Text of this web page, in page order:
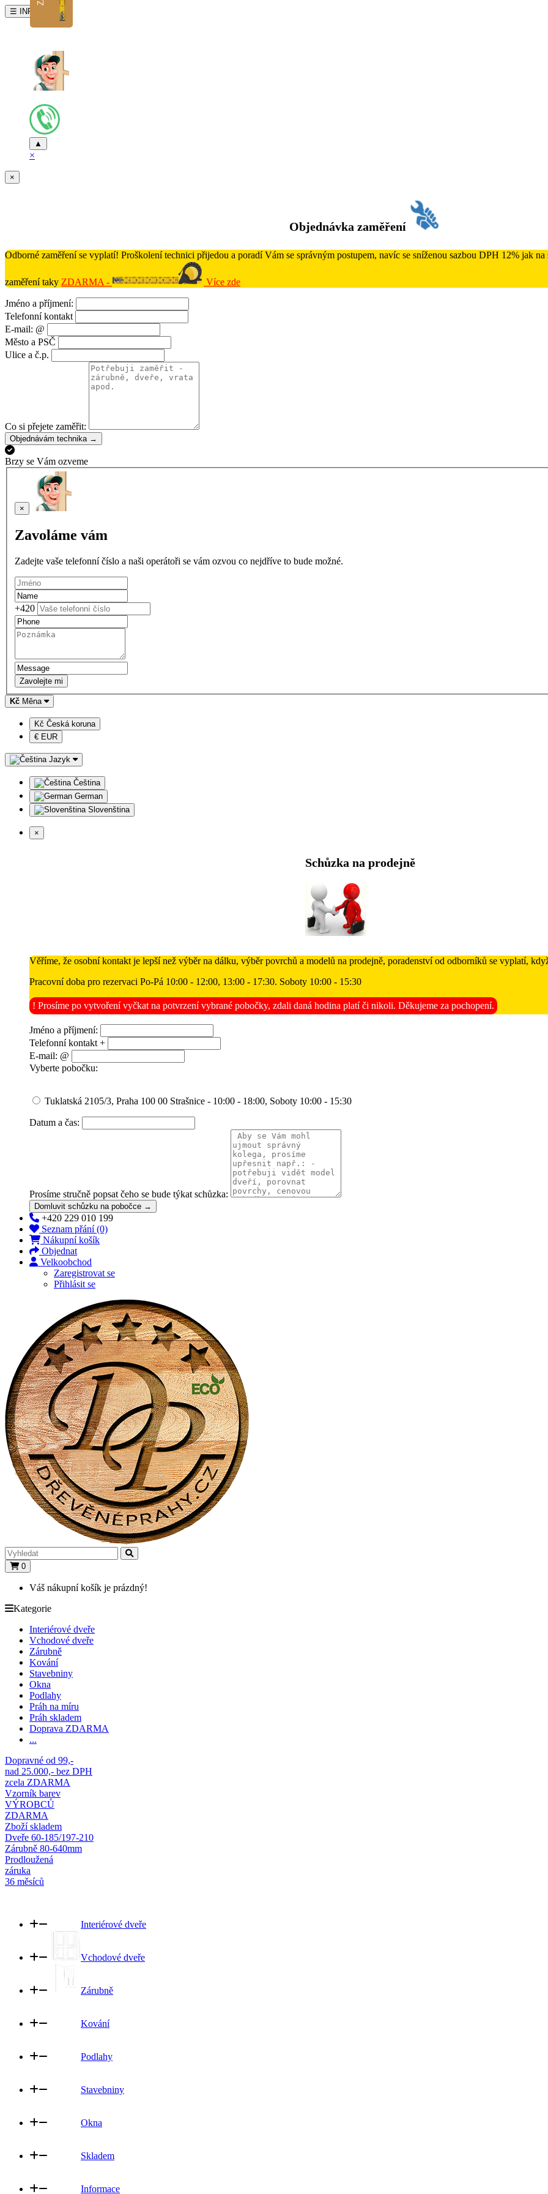
☰ INFO
▲
×
×
Objednávka zaměření
Odborné zaměření se vyplatí! Proškolení technici přijedou a poradí Vám se správným postupem, navíc se sníženou sazbou DPH 12% jak
zaměření taky ZDARMA - Více zde
Jméno a příjmení:
Telefonní kontakt
E-mail: @
Město a PSČ
Ulice a č.p.
Co si přejete zaměřit:
Objednávám technika →
Brzy se Vám ozveme
×
Zavoláme vám
Zadejte vaše telefonní číslo a naši operátoři se vám ozvou co nejdříve to bude možné.
+420
Zavolejte mi
Kč Měna
Kč Česká koruna
€ EUR
Jazyk
Čeština
German
Slovenština
×
Schůzka na prodejně
Věříme, že osobní kontakt je lepší než výběr na dálku, výběr povrchů a modelů na prodejně, poradenství od odborníků se vyplatí,
Pracovní doba pro rezervaci Po-Pá 10:00 - 12:00, 13:00 - 17:30. Soboty 10:00 - 15:30
! Prosíme po vytvoření vyčkat na potvrzení vybrané pobočky, zdali daná hodina platí či nikoli. Děkujeme za pochopení.
Jméno a příjmení:
Telefonní kontakt +
E-mail: @
Vyberte pobočku:
Tuklatská 2105/3, Praha 100 00 Strašnice - 10:00 - 18:00, Soboty 10:00 - 15:30
Datum a čas:
Prosíme stručně popsat čeho se bude týkat schůzka:
Domluvit schůzku na pobočce →
+420 229 010 199
Seznam přání (0)
Nákupní košík
Objednat
Velkoobchod
Zaregistrovat se
Přihlásit se
0
Váš nákupní košík je prázdný!
Kategorie
Interiérové dveře
Vchodové dveře
Zárubně
Kování
Stavebniny
Okna
Podlahy
Práh na míru
Práh skladem
Doprava ZDARMA
...
Dopravné od 99,-
nad 25.000,- bez DPH
zcela ZDARMA
Vzorník barev
VÝROBCŮ
ZDARMA
Zboží skladem
Dveře 60-185/197-210
Zárubně 80-640mm
Prodloužená
záruka
36 měsíců
Interiérové dveře
Vchodové dveře
Zárubně
Kování
Podlahy
Stavebniny
Okna
Skladem
Informace